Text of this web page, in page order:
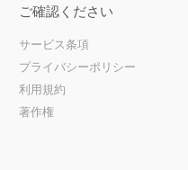
ご確認ください
サービス条項
プライバシーポリシー
利用規約
著作権